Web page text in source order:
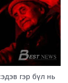
гэр бүл нь